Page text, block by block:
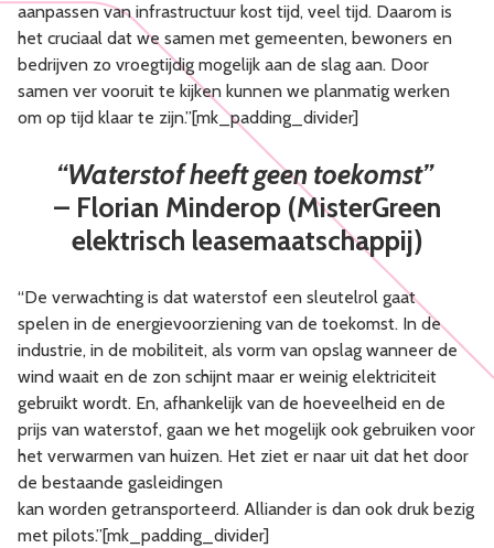
aanpassen van infrastructuur kost tijd, veel tijd. Daarom is
het cruciaal dat we samen met gemeenten, bewoners en
bedrijven zo vroegtijdig mogelijk aan de slag aan. Door
samen ver vooruit te kijken kunnen we planmatig werken
om op tijd klaar te zijn.”[mk_padding_divider]
“Waterstof heeft geen toekomst”
– Florian Minderop (MisterGreen
elektrisch leasemaatschappij)
“De verwachting is dat waterstof een sleutelrol gaat
spelen in de energievoorziening van de toekomst. In de
industrie, in de mobiliteit, als vorm van opslag wanneer de
wind waait en de zon schijnt maar er weinig elektriciteit
gebruikt wordt. En, afhankelijk van de hoeveelheid en de
prijs van waterstof, gaan we het mogelijk ook gebruiken voor
het verwarmen van huizen. Het ziet er naar uit dat het door
de bestaande gasleidingen
kan worden getransporteerd. Alliander is dan ook druk bezig
met pilots.”[mk_padding_divider]